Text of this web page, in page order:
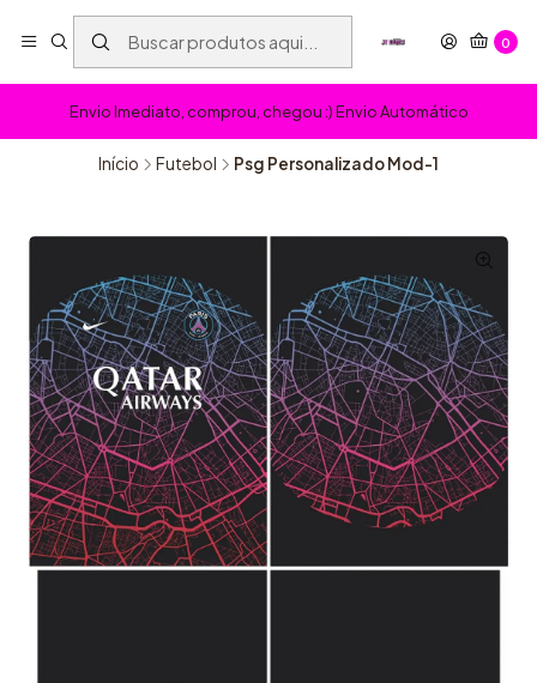
0
Envio Imediato, comprou, chegou :) Envio Automático
Início Futebol Psg Personalizado Mod-1